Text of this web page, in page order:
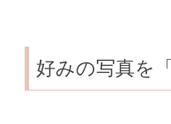
好みの写真を